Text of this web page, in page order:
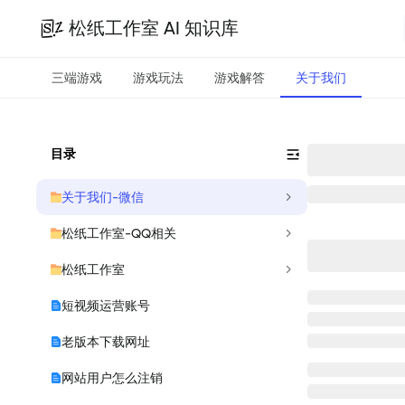
松纸工作室 AI 知识库
三端游戏 游戏玩法 游戏解答 关于我们
目录
关于我们-微信
松纸工作室-QQ相关
松纸工作室
短视频运营账号
老版本下载网址
网站用户怎么注销